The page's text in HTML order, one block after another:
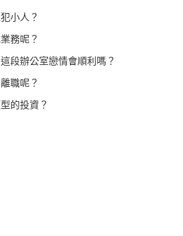
小人？
務呢？
段辦公室戀情會順利嗎？
職呢？
的投資？